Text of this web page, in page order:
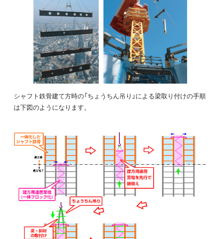
シャフト鉄骨建て方時の「ちょうちん吊り」による梁取り付けの手順
は下図のようになります。